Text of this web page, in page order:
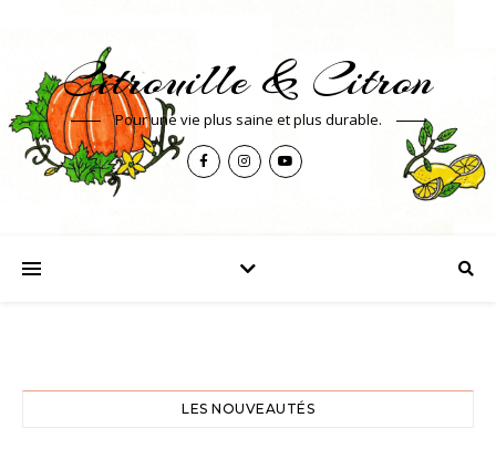
Citrouille & Citron
Pour une vie plus saine et plus durable.
LES NOUVEAUTÉS